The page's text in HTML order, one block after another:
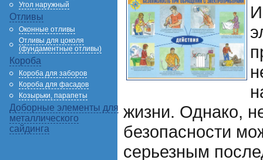
Угол наружный
Отливы
Оконные отливы
Отливы для цоколя
(фундаментные отливы)
Короба
Короба для заборов
Короба для фасадов
Козырьки, парапеты
Доборные элементы для
металлического
сайдинга
жизни. Однако,
безопасности
серьезным